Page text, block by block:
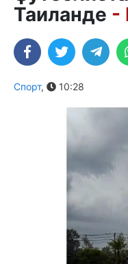
Таиланде -
Спорт, 10:28